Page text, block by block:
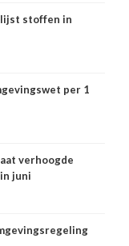
stoffen in
per 1
verhoogde
juni